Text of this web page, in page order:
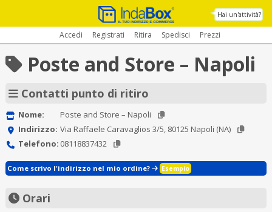
Hai un'attività?
Accedi Registrati Ritira Spedisci Prezzi
Poste and Store – Napoli
Contatti punto di ritiro
Nome:
Poste and Store – Napoli
Indirizzo: Via Raffaele Caravaglios 3/5, 80125 Napoli (NA)
Telefono: 08118837432
Come scrivo l'indirizzo nel mio ordine? Esempio
Orari